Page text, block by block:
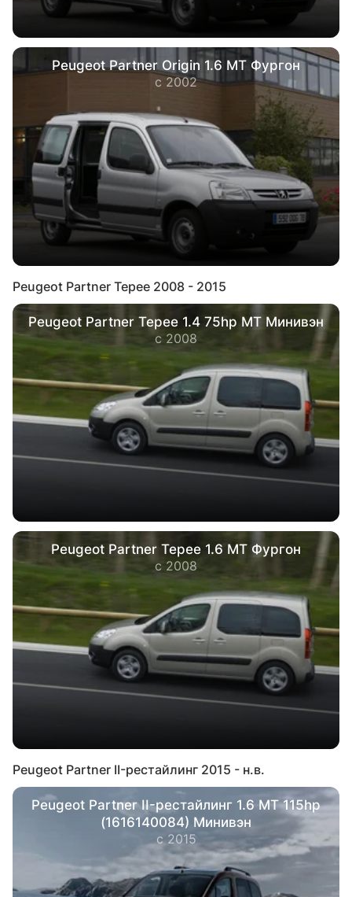
Peugeot Partner Origin 1.6 MT Фургон
с 2002
Peugeot Partner Tepee 2008 - 2015
Peugeot Partner Tepee 1.4 75hp MT Минивэн
с 2008
Peugeot Partner Tepee 1.6 MT Фургон
с 2008
Peugeot Partner II-рестайлинг 2015 - н.в.
Peugeot Partner II-рестайлинг 1.6 MT 115hp
(1616140084) Минивэн
с 2015